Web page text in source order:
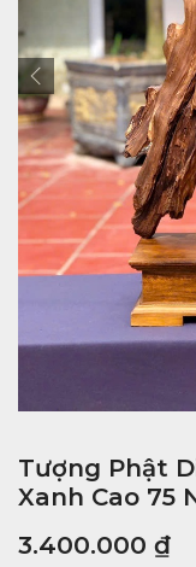
Tượng Phật
Xanh Cao 75
3.400.000 ₫